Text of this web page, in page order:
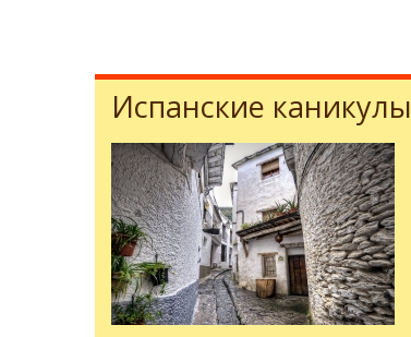
Испанские каникулы